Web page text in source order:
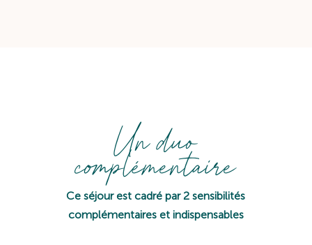
Un duo
complémentaire
Ce séjour estcadré par 2 sensibilités
complémentaires et indispensables